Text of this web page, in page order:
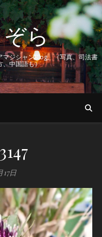
ら
ジシャンBlog。（写真、司法書
、中国語も）
17日